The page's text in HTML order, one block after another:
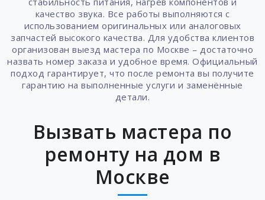
качество звука. Все работы выполняются с
использованием оригинальных или аналоговых
запчастей высокого качества. Для удобства клиентов
организован выезд мастера по Москве – достаточно
назвать номер заказа и удобное время. Официальный
подход гарантирует, что после ремонта вы получите
гарантию на выполненные услуги и заменённые
детали.
Вызвать мастера по
ремонту на дом в
Москве